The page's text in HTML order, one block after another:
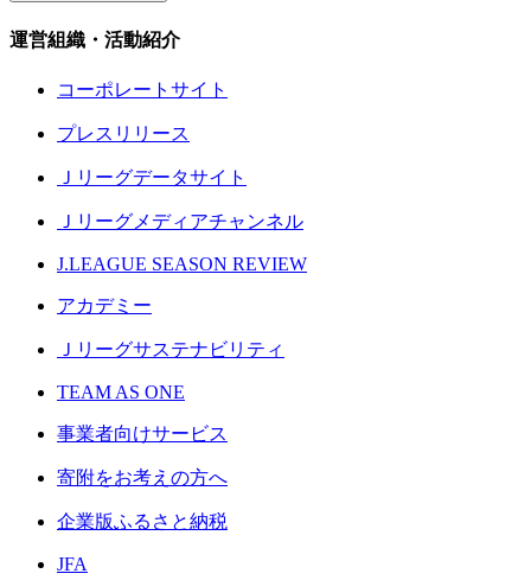
運営組織・活動紹介
コーポレートサイト
プレスリリース
Ｊリーグデータサイト
Ｊリーグメディアチャンネル
J.LEAGUE SEASON REVIEW
アカデミー
Ｊリーグサステナビリティ
TEAM AS ONE
事業者向けサービス
寄附をお考えの方へ
企業版ふるさと納税
JFA